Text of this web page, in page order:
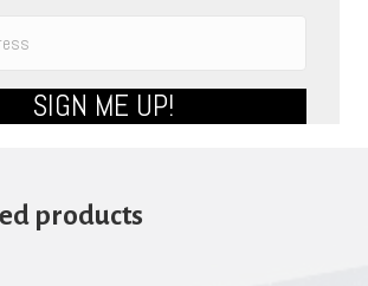
SIGN ME UP!
products